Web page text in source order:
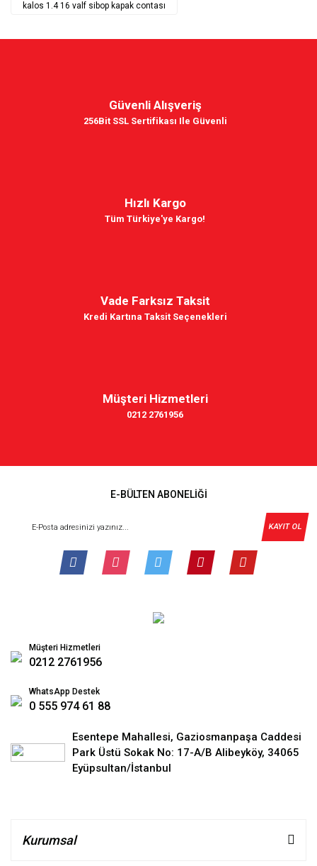
kalos 1.4 16 valf sibop kapak contası
Güvenli Alışveriş
256Bit SSL Sertifikası Ile Güvenli
Hızlı Kargo
Tüm Türkiye'ye Kargo!
Vade Farksız Taksit
Kredi Kartına Taksit Seçenekleri
Müşteri Hizmetleri
0212 2761956
E-BÜLTEN ABONELİĞİ
KAYIT OL
Müşteri Hizmetleri
0212 2761956
WhatsApp Destek
0 555 974 61 88
Esentepe Mahallesi, Gaziosmanpaşa Caddesi
Park Üstü Sokak No: 17-A/B Alibeyköy, 34065
Eyüpsultan/İstanbul
Kurumsal